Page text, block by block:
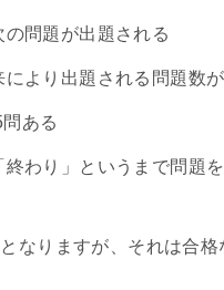
問題が出題される
より出題される問題数
ある
終わり」というまで問題
なりますが、それは合